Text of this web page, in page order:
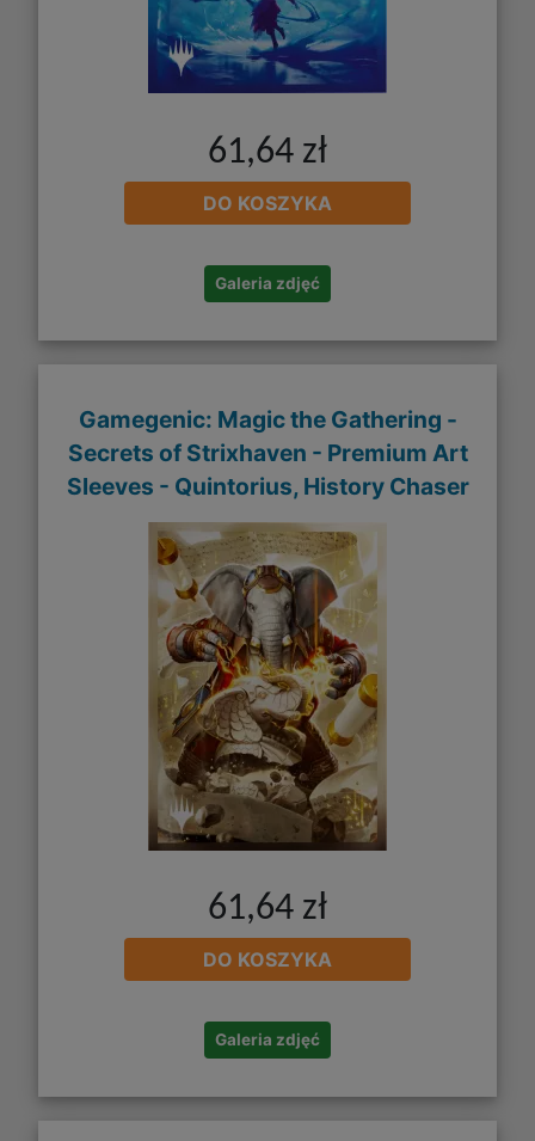
61,64 zł
DO KOSZYKA
Galeria zdjęć
Gamegenic: Magic the Gathering -
Secrets of Strixhaven - Premium Art
Sleeves - Quintorius, History Chaser
61,64 zł
DO KOSZYKA
Galeria zdjęć